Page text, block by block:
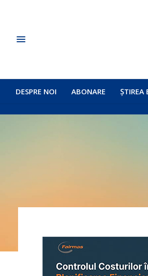
DESPRE NOI ABONARE ȘTIREA